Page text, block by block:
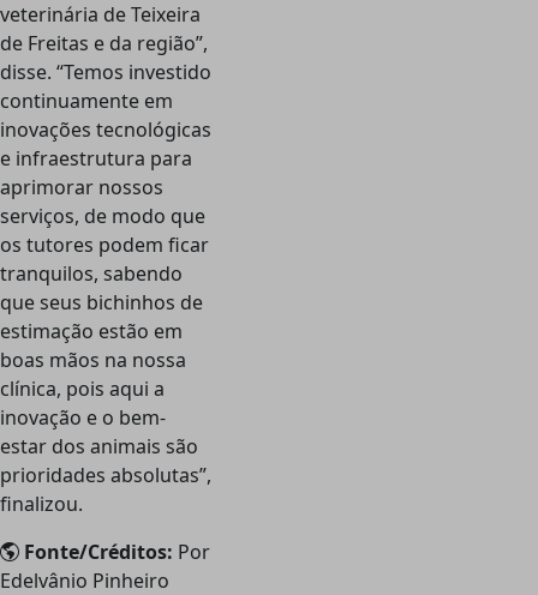
veterinária de Teixeira
de Freitas e da região”,
disse. “Temos investido
continuamente em
inovações tecnológicas
e infraestrutura para
aprimorar nossos
serviços, de modo que
os tutores podem ficar
tranquilos, sabendo
que seus bichinhos de
estimação estão em
boas mãos na nossa
clínica, pois aqui a
inovação e o bem-
estar dos animais são
prioridades absolutas”,
finalizou.
Fonte/Créditos: Por
Edelvânio Pinheiro